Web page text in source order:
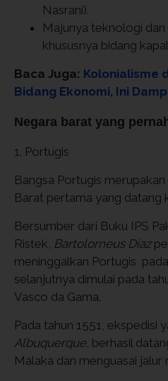
Nasrani).
Majunya teknologi
khususnya bidang
Baca Juga: Kolonialisme
Bidang Ekonomi, Ini
Negara barat yang
1. Portugis
Bangsa Portugis
Barat pertama yang datang
Bersumber dari Buku IPS
Ristek, Bartolorneus Diaz
meninggalkan Portugis
selanjutnya dimulai pada
Vasco da Gama.
Pada tahun 1551, ekspedisi
Albuquerque, berhasil
Malaka dan menguasai jalur